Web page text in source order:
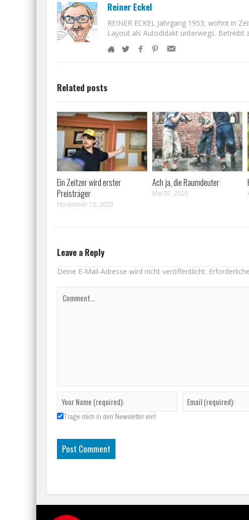
Reiner Eckel
REINER ECKEL Jahrgang 1953, wohnt in
Layout als Autodidakt unterwegs. Betreibt
Related posts
Ein Zeitzer wird erster
Preisträger
November 10, 2023
Ach ja, die Raumdeuter
Mai 07, 2020
Leave a Reply
Deine E-Mail-Adresse wird nicht veröffentlicht.
Trage mich in den Newsletter ein!